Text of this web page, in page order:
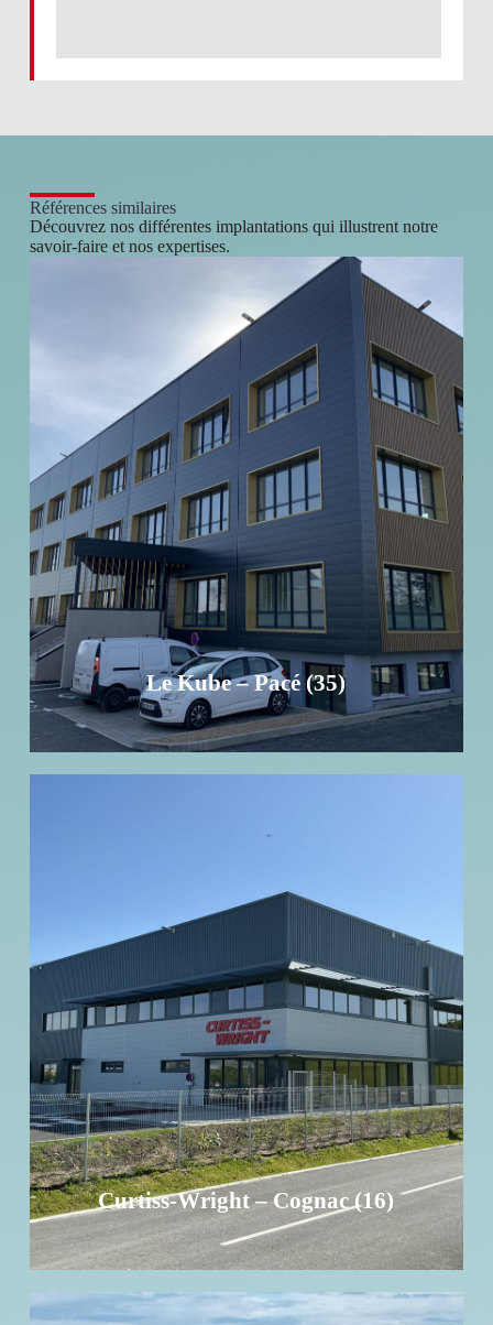
Références similaires
Découvrez nos différentes implantations qui illustrent notre
savoir-faire et nos expertises.
Le Kube – Pacé (35)
Le Kube – Pacé (35)
Promotion immobilière - Surface 1 300 m² - R+3 (dont
RDJ) - 33 places de parking
EN SAVOIR +
Curtiss-Wright – Cognac (16)
Curtiss-Wright – Cognac (16)
Investissement - Surface : 5 160 m² - 93 places de
parking
EN SAVOIR +